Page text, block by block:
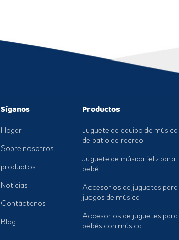
Síganos
Hogar
Sobre nosotros
productos
Noticias
Contáctenos
Blog
Productos
Juguete de equipo de música
de patio de recreo
Juguete de música feliz para
bebé
Accesorios de juguetes para
juegos de música
Accesorios de juguetes para
bebés con música